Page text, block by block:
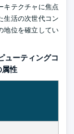
キテクチャに焦点
生活の次世代コン
地位を確立してい
ューティングコ
属性